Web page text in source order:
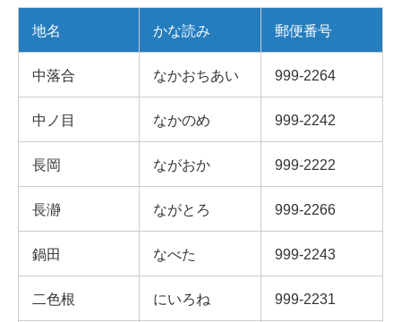
地名 かな読み 郵便番号
中落合 なかおちあい 999-2264
中ノ目 なかのめ 999-2242
長岡 ながおか 999-2222
長瀞 ながとろ 999-2266
鍋田 なべた 999-2243
二色根 にいろね 999-2231